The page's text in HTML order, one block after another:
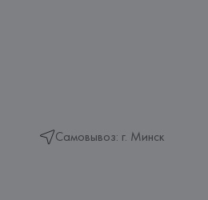
Самовывоз: г. Минск